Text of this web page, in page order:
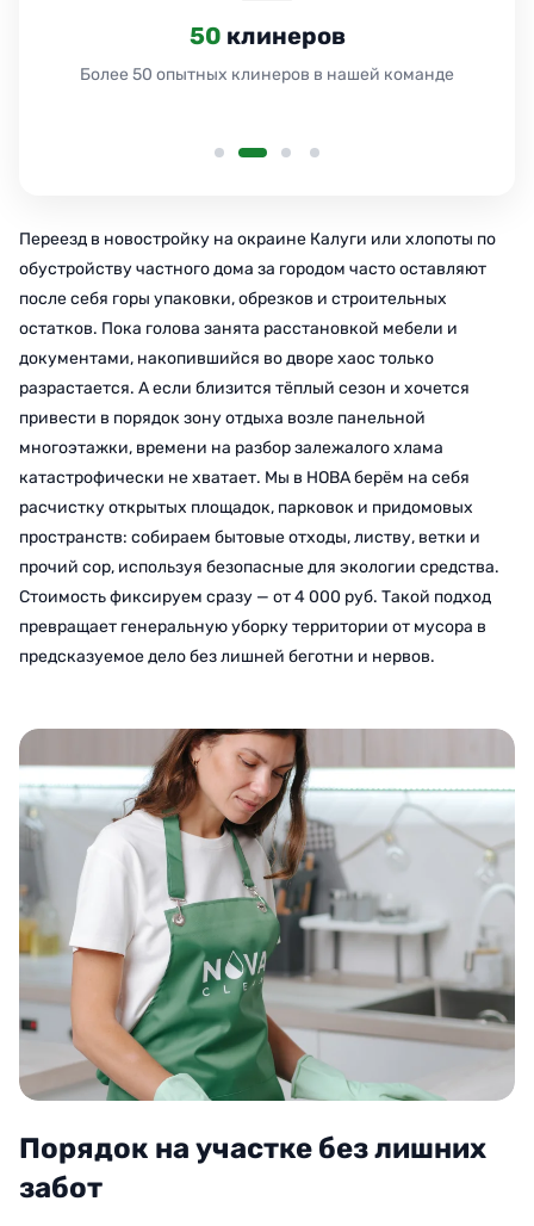
50 клинеров
Более 50 опытных клинеров в нашей команде
Переезд в новостройку на окраине Калуги или хлопоты по
обустройству частного дома за городом часто оставляют
после себя горы упаковки, обрезков и строительных
остатков. Пока голова занята расстановкой мебели и
документами, накопившийся во дворе хаос только
разрастается. А если близится тёплый сезон и хочется
привести в порядок зону отдыха возле панельной
многоэтажки, времени на разбор залежалого хлама
катастрофически не хватает. Мы в НОВА берём на себя
расчистку открытых площадок, парковок и придомовых
пространств: собираем бытовые отходы, листву, ветки и
прочий сор, используя безопасные для экологии средства.
Стоимость фиксируем сразу — от 4 000 руб. Такой подход
превращает генеральную уборку территории от мусора в
предсказуемое дело без лишней беготни и нервов.
Порядок на участке без лишних
забот